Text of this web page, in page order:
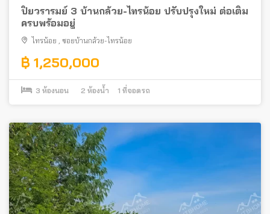
ปิยวรารมย์ 3 บ้านกล้วย-ไทรน้อย ปรับปรุงใหม่ ต่อเติม
ครบพร้อมอยู่
ไทรน้อย , ซอยบ้านกล้วย-ไทรน้อย
฿ 1,250,000
3 ห้องนอน 2 ห้องน้ำ 1 ที่จอดรถ